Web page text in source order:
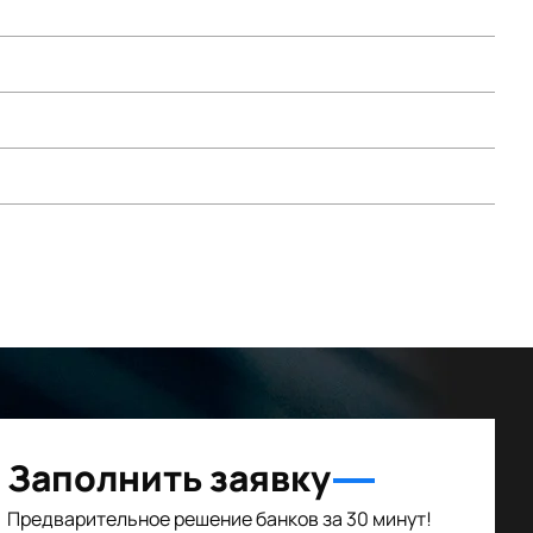
Заполнить заявку
Предварительное решение банков за 30 минут!